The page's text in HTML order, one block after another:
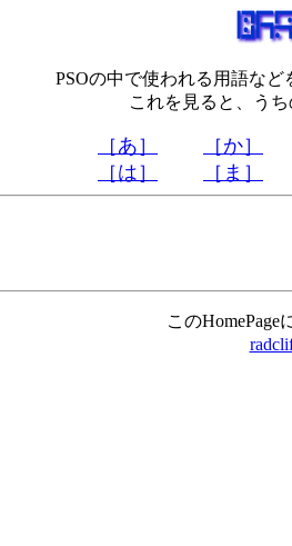
PSOの中で使われる用語な
これを見ると、う
［あ］
［か］
［は］
［ま］
この